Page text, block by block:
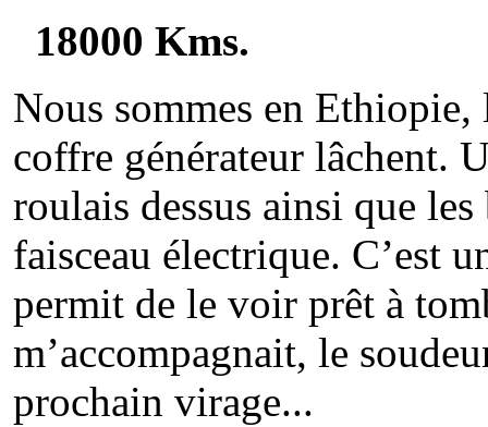
18000 Kms.
Nous sommes en
coffre générateur lâchent.
roulais dessus ainsi que
faisceau électrique. C’est
permit de le voir prêt à
m’accompagnait, le
prochain virage...